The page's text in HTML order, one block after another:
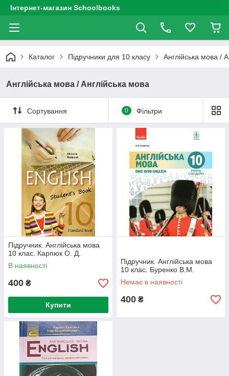
Інтернет-магазин Schoolbooks
Каталог Підручники для 10 класу Англійська мова /
Англійська мова / Англійська мова
Сортування 0 Фільтри
Підручник. Англійська мова
10 клас. Карпюк О. Д.
В наявності
400 ₴
Купити
Підручник. Англійська мова
10 клас. Буренко В.М.
Немає в наявності
400 ₴